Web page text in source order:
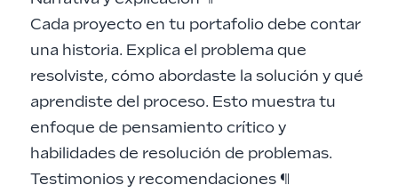
Cada proyecto en tu portafolio debe contar
una historia. Explica el problema que
resolviste, cómo abordaste la solución y qué
aprendiste del proceso. Esto muestra tu
enfoque de pensamiento crítico y
habilidades de resolución de problemas.
Testimonios y recomendaciones ¶